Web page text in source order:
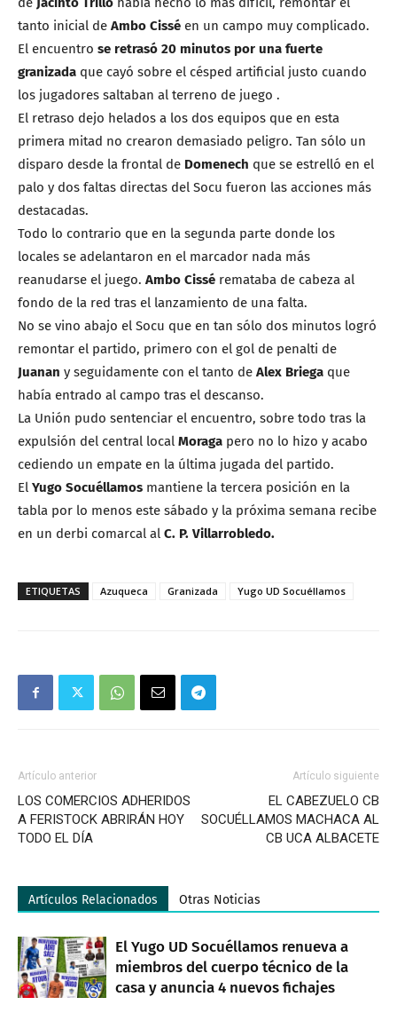
tanto inicial de Ambo Cissé en un campo muy complicado.
El encuentro se retrasó 20 minutos por una fuerte
granizada que cayó sobre el césped artificial justo cuando
los jugadores saltaban al terreno de juego .
El retraso dejo helados a los dos equipos que en esta
primera mitad no crearon demasiado peligro. Tan sólo un
disparo desde la frontal de Domenech que se estrelló en el
palo y dos faltas directas del Socu fueron las acciones más
destacadas.
Todo lo contrario que en la segunda parte donde los
locales se adelantaron en el marcador nada más
reanudarse el juego. Ambo Cissé remataba de cabeza al
fondo de la red tras el lanzamiento de una falta.
No se vino abajo el Socu que en tan sólo dos minutos logró
remontar el partido, primero con el gol de penalti de
Juanan y seguidamente con el tanto de Alex Briega que
había entrado al campo tras el descanso.
La Unión pudo sentenciar el encuentro, sobre todo tras la
expulsión del central local Moraga pero no lo hizo y acabo
cediendo un empate en la última jugada del partido.
El Yugo Socuéllamos mantiene la tercera posición en la
tabla por lo menos este sábado y la próxima semana recibe
en un derbi comarcal al C. P. Villarrobledo.
ETIQUETAS Azuqueca Granizada Yugo UD Socuéllamos
Artículo anterior
LOS COMERCIOS ADHERIDOS
A FERISTOCK ABRIRÁN HOY
TODO EL DÍA
Artículo siguiente
EL CABEZUELO CB
SOCUÉLLAMOS MACHACA AL
CB UCA ALBACETE
Artículos Relacionados Otras Noticias
El Yugo UD Socuéllamos renueva a
miembros del cuerpo técnico de la
casa y anuncia 4 nuevos fichajes